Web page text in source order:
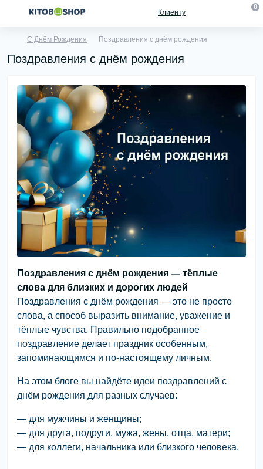
Клиенту
0
С Днём Рождения Поздравления с днём рождения
Поздравления с днём рождения
Поздравления с днём рождения — тёплые
слова для близких и дорогих людей
Поздравления с днём рождения — это не просто
слова, а способ выразить внимание, уважение и
тёплые чувства. Правильно подобранное
поздравление делает праздник особенным,
запоминающимся и по-настоящему личным.
На этом блоге вы найдёте идеи поздравлений с
днём рождения для разных случаев:
— для мужчины и женщины;
— для друга, подруги, мужа, жены, отца, матери;
— для коллеги, начальника или близкого человека.